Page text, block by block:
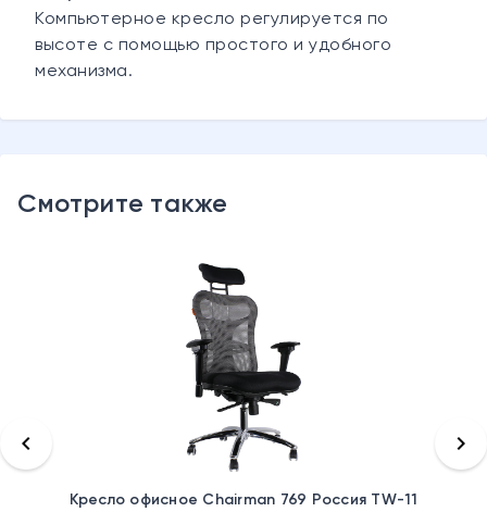
Компьютерное кресло регулируется по
высоте с помощью простого и удобного
механизма.
Смотрите также
Кресло офисное Chairman 769 Россия TW-11
keyboard_arrow_left keyboard_arrow_right